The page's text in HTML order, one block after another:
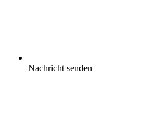
Nachricht senden